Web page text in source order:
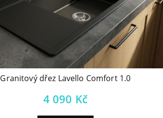
Granitový dřez Lavello Comfort 1.0
4 090 Kč